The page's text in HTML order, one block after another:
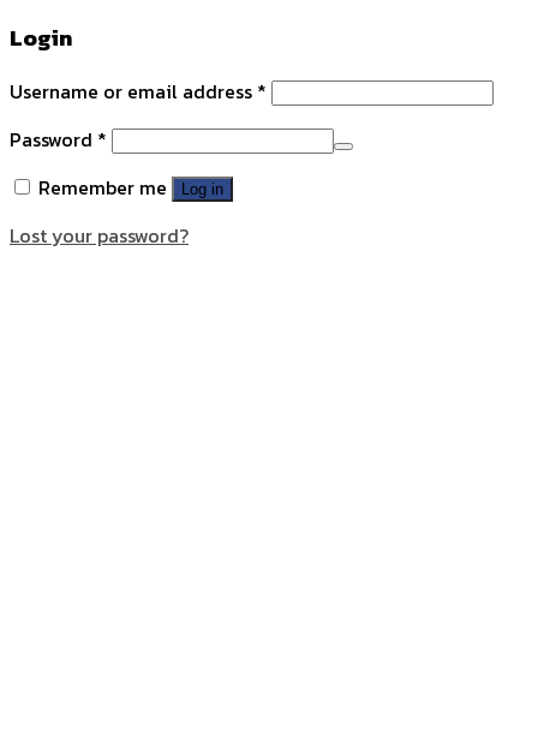
Login
Username or email address *
Password *
Remember me
Log in
Lost your password?